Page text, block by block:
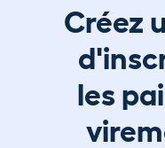
Créez
les